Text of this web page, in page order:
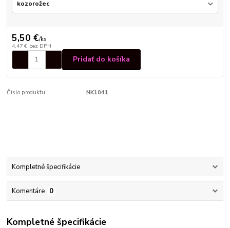
5,50 €/ks
4,47 € bez DPH
Pridať do košíka
Číslo produktu: NK1041
Kompletné špecifikácie
Komentáre 0
Kompletné špecifikácie